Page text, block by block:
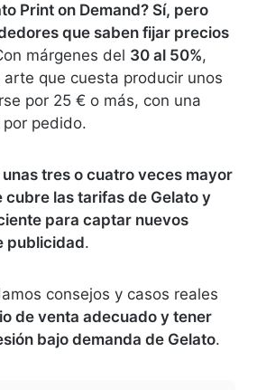
Print on Demand? Sí, pero
que saben fijar precios
márgenes del 30 al 50%,
que cuesta producir unos
por 25 € o más, con una
pedido.
tres o cuatro veces mayor
cubre las tarifas de Gelato y
para captar nuevos
publicidad.
consejos y casos reales
de venta adecuado y tener
bajo demanda de Gelato.